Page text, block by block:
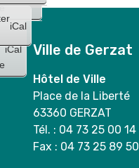
iCal
iCal
Ville de Gerzat
Hôtel de Ville
Place de la Liberté
63360 GERZAT
Tél. : 04 73 25 00 14
Fax : 04 73 25 89 50